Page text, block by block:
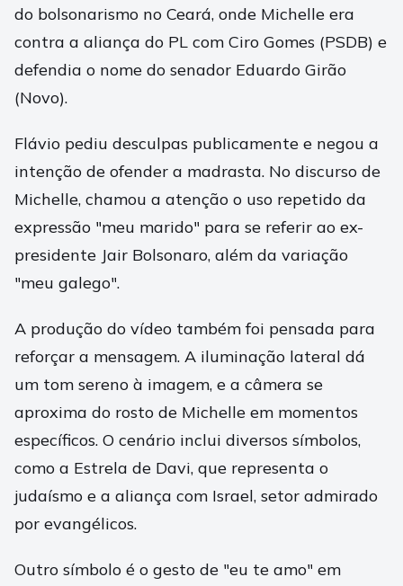
do bolsonarismo no Ceará, onde Michelle era
contra a aliança do PL com Ciro Gomes (PSDB) e
defendia o nome do senador Eduardo Girão
(Novo).
Flávio pediu desculpas publicamente e negou a
intenção de ofender a madrasta. No discurso de
Michelle, chamou a atenção o uso repetido da
expressão "meu marido" para se referir ao ex-
presidente Jair Bolsonaro, além da variação
"meu galego".
A produção do vídeo também foi pensada para
reforçar a mensagem. A iluminação lateral dá
um tom sereno à imagem, e a câmera se
aproxima do rosto de Michelle em momentos
específicos. O cenário inclui diversos símbolos,
como a Estrela de Davi, que representa o
judaísmo e a aliança com Israel, setor admirado
por evangélicos.
Outro símbolo é o gesto de "eu te amo" em